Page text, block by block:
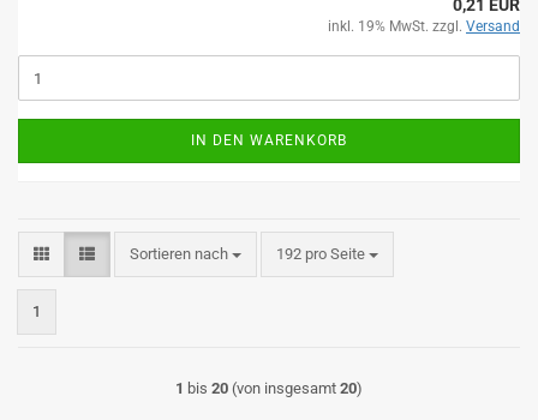
0,21 EUR
inkl. 19% MwSt. zzgl. Versand
IN DEN WARENKORB
Sortieren nach
Sortieren nach 192 pro Seite
pro Seite
1
1 bis 20 (von insgesamt 20)